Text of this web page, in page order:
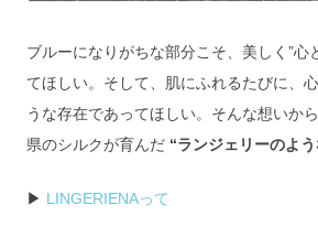
ブルーになりがちな部分こそ、美しく”心
てほしい。そして、肌にふれるたびに、
うな存在であってほしい。そんな想いか
県のシルクが育んだ “ランジェリーのよ
▶︎ LINGERIENAって